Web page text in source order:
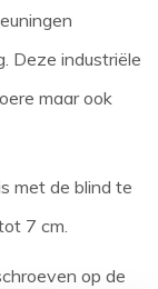
Deze industriële
maar ook
met de blind te
7 cm.
op de